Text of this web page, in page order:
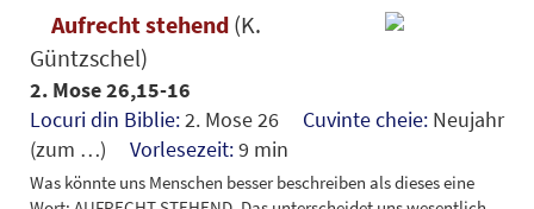
Aufrecht stehend (K.
Güntzschel)
2. Mose 26,15-16
Locuri din Biblie:2. Mose 26 Cuvinte cheie: Neujahr
(zum …) Vorlesezeit:9 min
Was könnte uns Menschen besser beschreiben als dieses eine